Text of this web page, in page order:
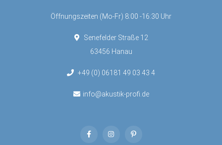
Öffnungszeiten (Mo-Fr) 8:00 -16:30 Uhr
Senefelder Straße 12
63456 Hanau
+49 (0) 06181 49 03 43 4
info@akustik-profi.de